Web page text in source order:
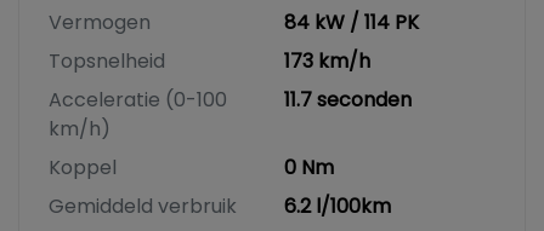
Vermogen
84 kW / 114 PK
Topsnelheid
173 km/h
Acceleratie (0-100
km/h)
11.7 seconden
Koppel
0 Nm
Gemiddeld verbruik
6.2 l/100km